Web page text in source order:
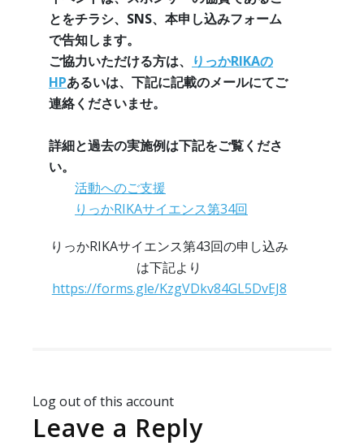
とをチラシ、SNS、本申し込みフォーム
で告知します。
ご協力いただける方は、
りっかRIKAの
HPあるいは、下記に記載のメールにてご
連絡くださいませ。
詳細と過去の実施例は下記をご覧くださ
い。
活動へのご支援
りっかRIKAサイエンス第34回
りっかRIKAサイエンス第43回の申し込み
は下記より
https://forms.gle/KzgVDkv84GL5DvEJ8
Log out of this account
Leave a Reply